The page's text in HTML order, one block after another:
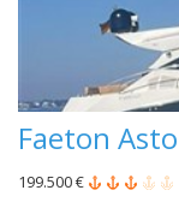
Faeton
199.500 €